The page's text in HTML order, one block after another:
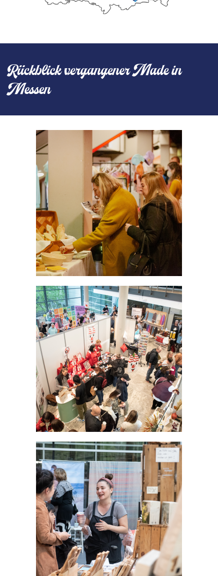
Rückblick vergangener Made in
Messen